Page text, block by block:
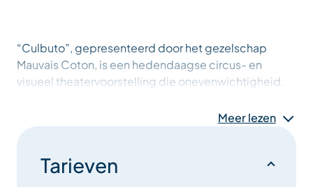
“Culbuto”, gepresenteerd door het gezelschap
Mauvais Coton, is een hedendaagse circus- en
visueel theatervoorstelling die onevenwichtigheid,
middel van de manipulatie van objecten en fysiek
In een poëtisch en licht absurd universum stellen de
Meer lezen
Tarieven